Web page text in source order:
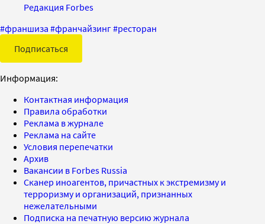
Редакция Forbes
#франшиза #франчайзинг#ресторан
Подписаться
Информация:
Контактная информация
Правила обработки
Реклама в журнале
Реклама на сайте
Условия перепечатки
Архив
Вакансии в Forbes Russia
Сканер иноагентов, причастных к экстремизму и
терроризму и организаций, признанных
нежелательными
Подписка на печатную версию журнала